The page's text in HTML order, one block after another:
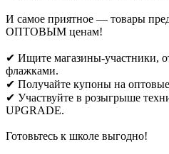
И самое приятное — товары
ОПТОВЫМ ценам!
✔ Ищите магазины-участники,
флажками.
✔ Получайте купоны на
✔ Участвуйте в розыгрыше
UPGRADE.
Готовьтесь к школе выгодно!